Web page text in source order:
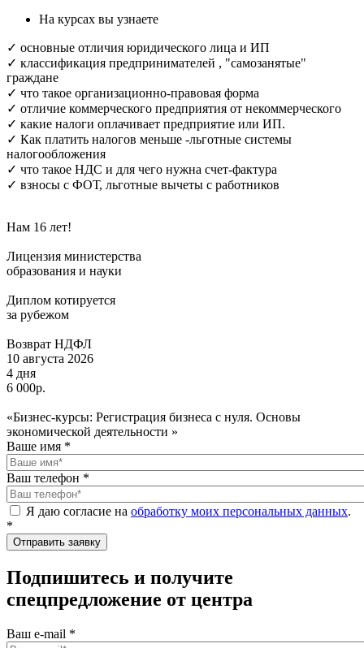
На курсах вы узнаете
✓ основные отличия юридического лица и ИП
✓ классификация предпринимателей , "самозанятые"
граждане
✓ что такое организационно-правовая форма
✓ отличие коммерческого предприятия от некоммерческого
✓ какие налоги оплачивает предприятие или ИП.
✓ Как платить налогов меньше -льготные системы
налогообложения
✓ что такое НДС и для чего нужна счет-фактура
✓ взносы с ФОТ, льготные вычеты с работников
Нам 16 лет!
Лицензия министерства
образования и науки
Диплом котируется
за рубежом
Возврат НДФЛ
10 августа 2026
4 дня
6 000р.
«Бизнес-курсы: Регистрация бизнеса с нуля. Основы
экономической деятельности »
Ваше имя *
Ваш телефон *
Я даю согласие на обработку моих персональных данных.
*
Подпишитесь и получите
спецпредложение от центра
Ваш e-mail *